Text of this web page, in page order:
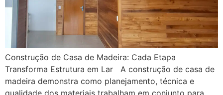
Construção de Casa de Madeira: Cada Etapa
Transforma Estrutura em Lar A construção de casa de
madeira demonstra como planejamento, técnica e
qualidade dos materiais trabalham em conjunto para